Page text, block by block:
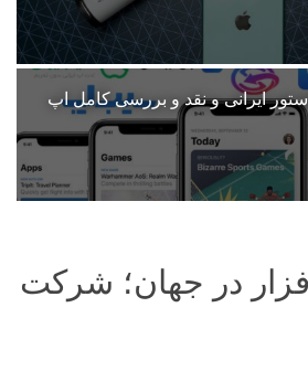
ایرانی و نقد و بررسی کامل اپ
در جهان؛ شرکت